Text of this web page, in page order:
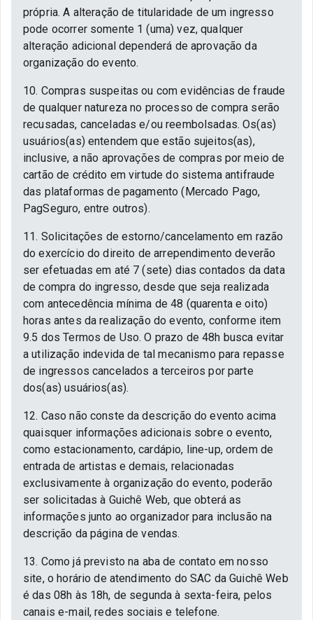
própria. A alteração de titularidade de um ingresso
pode ocorrer somente 1 (uma) vez, qualquer
alteração adicional dependerá de aprovação da
organização do evento.
10. Compras suspeitas ou com evidências de fraude
de qualquer natureza no processo de compra serão
recusadas, canceladas e/ou reembolsadas. Os(as)
usuários(as) entendem que estão sujeitos(as),
inclusive, a não aprovações de compras por meio de
cartão de crédito em virtude do sistema antifraude
das plataformas de pagamento (Mercado Pago,
PagSeguro, entre outros).
11. Solicitações de estorno/cancelamento em razão
do exercício do direito de arrependimento deverão
ser efetuadas em até 7 (sete) dias contados da data
de compra do ingresso, desde que seja realizada
com antecedência mínima de 48 (quarenta e oito)
horas antes da realização do evento, conforme item
9.5 dos Termos de Uso. O prazo de 48h busca evitar
a utilização indevida de tal mecanismo para repasse
de ingressos cancelados a terceiros por parte
dos(as) usuários(as).
12. Caso não conste da descrição do evento acima
quaisquer informações adicionais sobre o evento,
como estacionamento, cardápio, line-up, ordem de
entrada de artistas e demais, relacionadas
exclusivamente à organização do evento, poderão
ser solicitadas à Guichê Web, que obterá as
informações junto ao organizador para inclusão na
descrição da página de vendas.
13. Como já previsto na aba de contato em nosso
site, o horário de atendimento do SAC da Guichê Web
é das 08h às 18h, de segunda à sexta-feira, pelos
canais e-mail, redes sociais e telefone.